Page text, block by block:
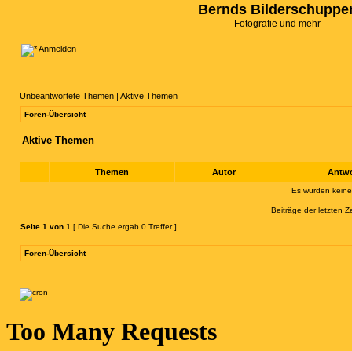
Bernds
Fotografie und mehr
Anmelden
Unbeantwortete Themen | Aktive Themen
Foren-Übersicht
Aktive Themen
Themen Autor
Es wurden
Beiträge der letzten
Seite 1 von 1 [ Die Suche ergab 0 Treffer ]
Foren-Übersicht